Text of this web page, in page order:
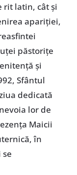
rit latin, cât și
apariției,
păstorițe
și
Sfântul
dedicată
lor de
Maicii
în